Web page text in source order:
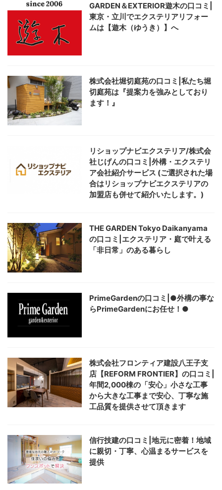
GARDEN＆EXTERIOR遊木の口コミ|
東京・立川でエクステリアリフォー
ムは【遊木（ゆうき）】へ
株式会社堀切庭苑の口コミ|私たち堀
切庭苑は『提案力を強みとしており
ます！』
リショップナビエクステリア/株式会
社じげんの口コミ|外構・エクステリ
ア会社紹介サービス (ご選択された場
合はリショップナビエクステリアの
加盟店も併せて紹介いたします。)
THE GARDEN Tokyo Daikanyama
の口コミ|エクステリア・庭で叶える
「非日常」のある暮らし
PrimeGardenの口コミ|●外構の事な
らPrimeGardenにお任せ！●
株式会社フロンティア建設八王子支
店【REFORM FRONTIER】の口コミ|
年間2,000棟の「安心」小さな工事
から大きな工事まで安心、丁寧な施
工品質を提供させて頂きます
信行技建の口コミ|地元に密着！地域
に親切・丁寧、心温まるサービスを
提供